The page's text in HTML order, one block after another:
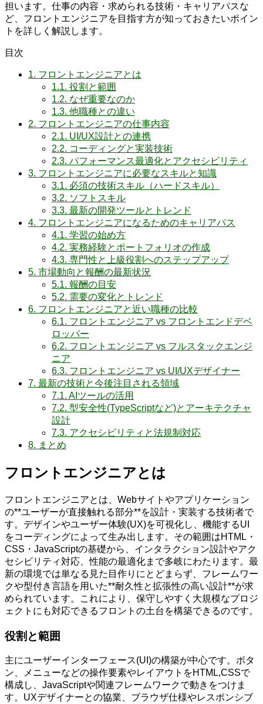
担います。仕事の内容・求められる技術・キャリアパスな
ど、フロントエンジニアを目指す方が知っておきたいポイン
トを詳しく解説します。
目次
1. フロントエンジニアとは
1.1. 役割と範囲
1.2. なぜ重要なのか
1.3. 他職種との違い
2. フロントエンジニアの仕事内容
2.1. UI/UX設計との連携
2.2. コーディングと実装技術
2.3. パフォーマンス最適化とアクセシビリティ
3. フロントエンジニアに必要なスキルと知識
3.1. 必須の技術スキル（ハードスキル）
3.2. ソフトスキル
3.3. 最新の開発ツールとトレンド
4. フロントエンジニアになるためのキャリアパス
4.1. 学習の始め方
4.2. 実務経験とポートフォリオの作成
4.3. 専門性と上級役割へのステップアップ
5. 市場動向と報酬の最新状況
5.1. 報酬の目安
5.2. 需要の変化とトレンド
6. フロントエンジニアと近い職種の比較
6.1. フロントエンジニア vs フロントエンドデベ
ロッパー
6.2. フロントエンジニア vs フルスタックエンジ
ニア
6.3. フロントエンジニア vs UI/UXデザイナー
7. 最新の技術と今後注目される領域
7.1. AIツールの活用
7.2. 型安全性(TypeScriptなど)とアーキテクチャ
設計
7.3. アクセシビリティと法規制対応
8. まとめ
フロントエンジニアとは
フロントエンジニアとは、Webサイトやアプリケーション
の**ユーザーが直接触れる部分**を設計・実装する技術者で
す。デザインやユーザー体験(UX)を可視化し、機能するUI
をコーディングによって生み出します。その範囲はHTML・
CSS・JavaScriptの基礎から、インタラクション設計やアク
セシビリティ対応、性能の最適化まで多岐にわたります。最
新の環境では単なる見た目作りにとどまらず、フレームワー
クや型付き言語を用いた**耐久性と拡張性の高い設計**が求
められています。これにより、保守しやすく大規模なプロジ
ェクトにも対応できるフロントの土台を構築できるのです。
役割と範囲
主にユーザーインターフェース(UI)の構築が中心です。ボタ
ン、メニューなどの操作要素やレイアウトをHTML,CSSで
構成し、JavaScriptや関連フレームワークで動きをつけま
す。UXデザイナーとの協業、ブラウザ仕様やレスポンシブ